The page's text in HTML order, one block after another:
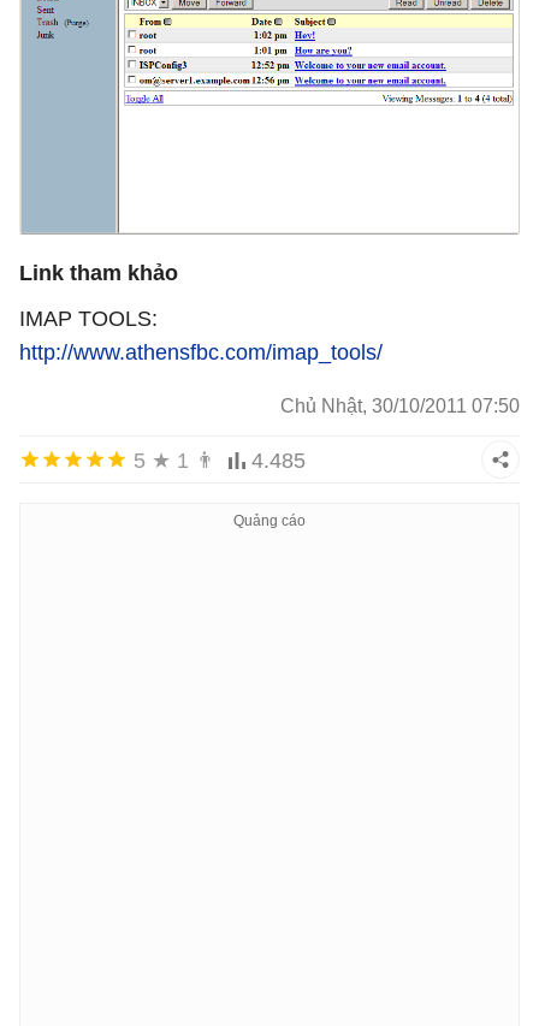
Link tham khảo
IMAP TOOLS:
http://www.athensfbc.com/imap_tools/
Chủ Nhật, 30/10/2011 07:50
5 ★ 1 👨 4.485